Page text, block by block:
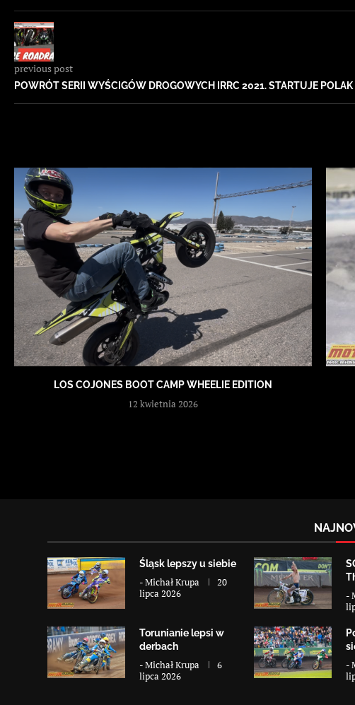
previous post
POWRÓT SERII WYŚCIGÓW DROGOWYCH IRRC 2021. STARTUJE
LOS COJONES BOOT CAMP WHEELIE EDITION
12 kwietnia 2026
Śląsk lepszy u siebie
-Michał Krupa
20
lipca 2026
-
Torunianie lepsi w
derbach
-Michał Krupa
6
lipca 2026
-